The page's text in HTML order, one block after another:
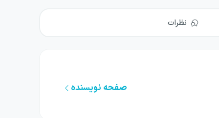
نظرات
صفحه نویسنده